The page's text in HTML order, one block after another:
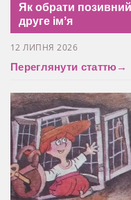
Як обрати
друге імʼя
12 ЛИПНЯ 2026
Переглянути статтю→